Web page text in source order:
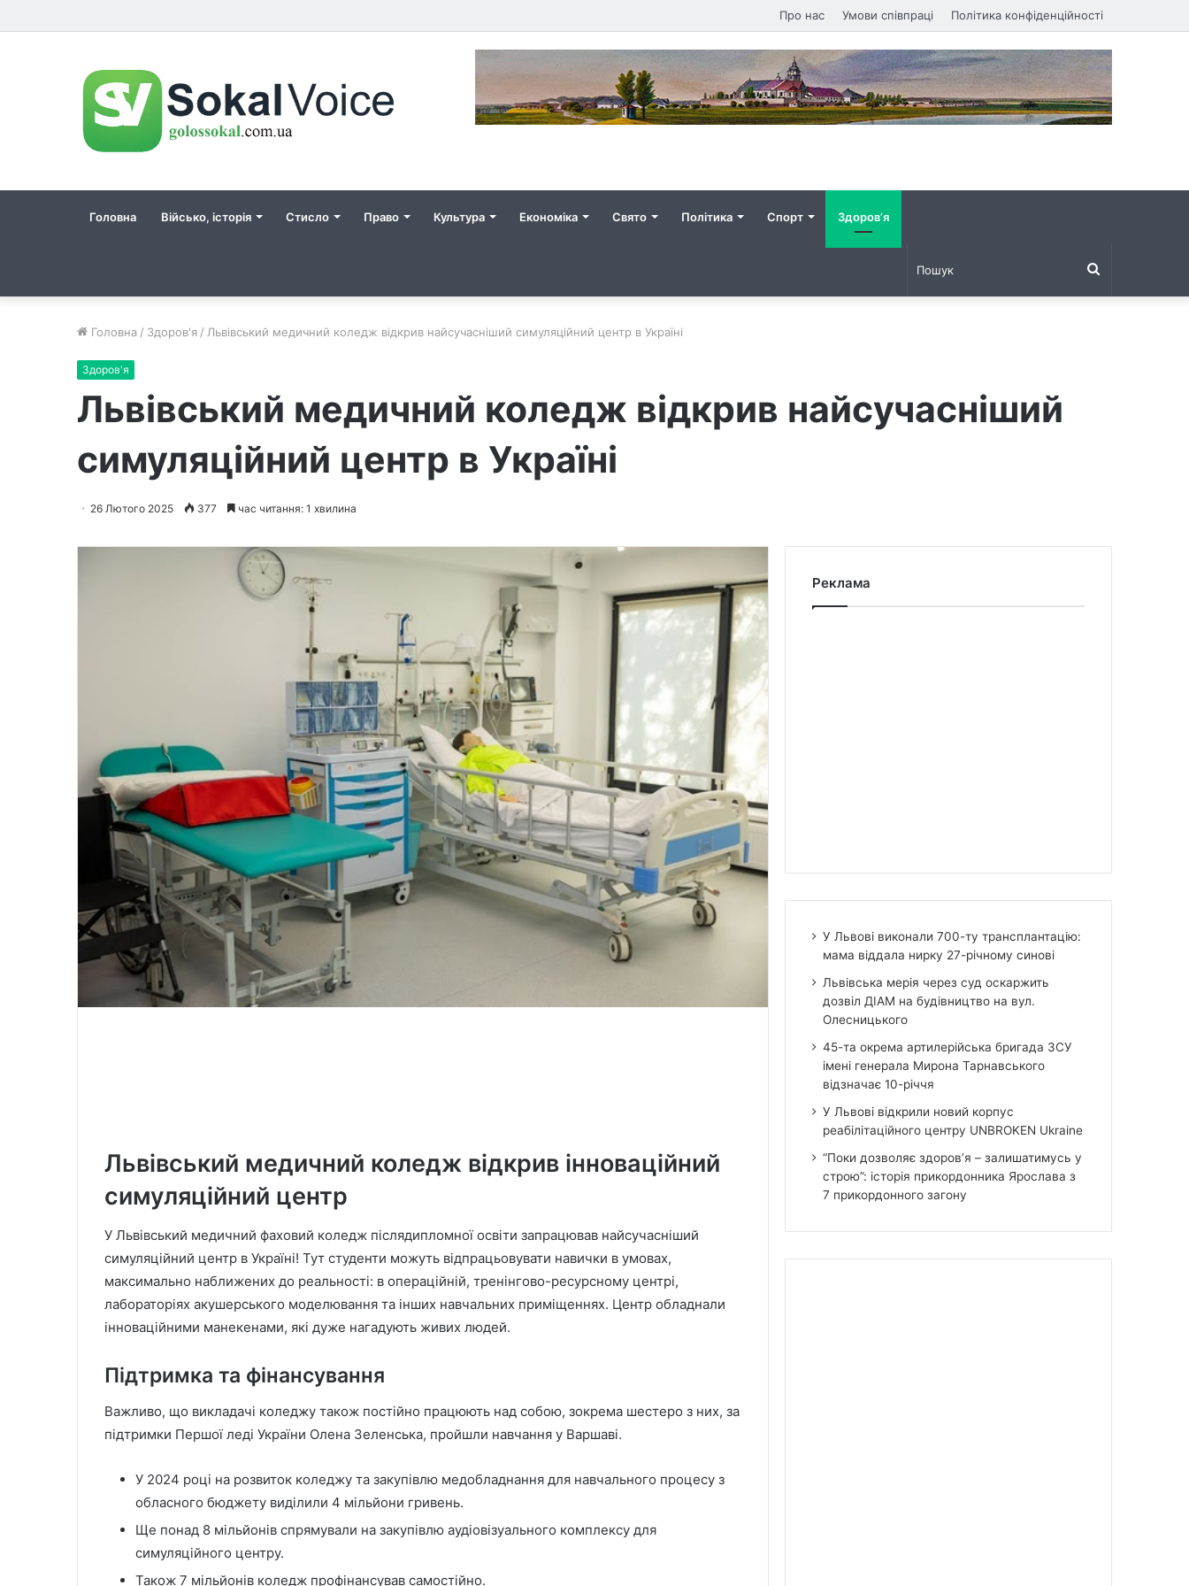
Про нас Умови співпраці Політика конфіденційності
Головна Військо, історія Стисло Право Культура Економіка Свято Політика Спорт Здоров’я
Головна / Здоров'я / Львівський медичний коледж відкрив найсучасніший симуляційний центр в Україні
Здоров'я
Львівський медичний коледж відкрив найсучасніший
симуляційний центр в Україні
26 Лютого 2025 377 час читання: 1 хвилина
Львівський медичний коледж відкрив інноваційний
симуляційний центр
У Львівський медичний фаховий коледж післядипломної освіти запрацював найсучасніший
симуляційний центр в Україні! Тут студенти можуть відпрацьовувати навички в умовах,
максимально наближених до реальності: в операційній, тренінгово-ресурсному центрі,
лабораторіях акушерського моделювання та інших навчальних приміщеннях. Центр обладнали
інноваційними манекенами, які дуже нагадують живих людей.
Підтримка та фінансування
Важливо, що викладачі коледжу також постійно працюють над собою, зокрема шестеро з них, за
підтримки Першої леді України Олена Зеленська, пройшли навчання у Варшаві.
У 2024 році на розвиток коледжу та закупівлю медобладнання для навчального процесу з
обласного бюджету виділили 4 мільйони гривень.
Ще понад 8 мільйонів спрямували на закупівлю аудіовізуального комплексу для
симуляційного центру.
Також 7 мільйонів коледж профінансував самостійно.
Реклама
У Львові виконали 700-ту трансплантацію:
мама віддала нирку 27-річному синові
Львівська мерія через суд оскаржить
дозвіл ДІАМ на будівництво на вул.
Олесницького
45-та окрема артилерійська бригада ЗСУ
імені генерала Мирона Тарнавського
відзначає 10-річчя
У Львові відкрили новий корпус
реабілітаційного центру UNBROKEN Ukraine
“Поки дозволяє здоров’я – залишатимусь у
строю”: історія прикордонника Ярослава з
7 прикордонного загону